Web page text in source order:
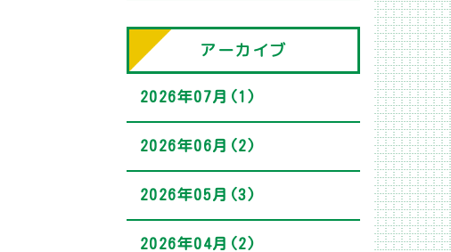
アーカイブ
2026年07月(1)
2026年06月(2)
2026年05月(3)
2026年04月(2)